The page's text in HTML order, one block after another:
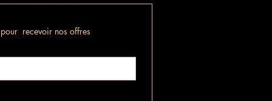
recevoir nos offres